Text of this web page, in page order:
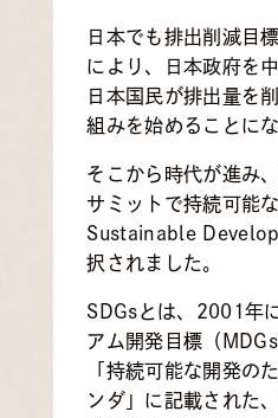
日本でも排出削減目
により、日本政府を
日本国民が排出量を
組みを始めることに
そこから時代が進み
サミットで持続可能
Sustainable
択されました。
SDGsとは、2001年
アム開発目標（
「持続可能な開発の
ンダ」に記載された